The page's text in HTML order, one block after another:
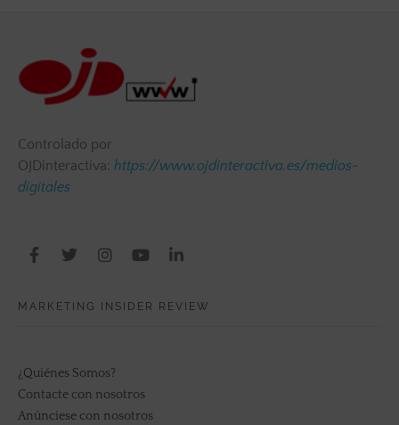
Controlado por
OJDinteractiva: https://www.ojdinteractiva.es/medios-
digitales
MARKETING INSIDER REVIEW
¿Quiénes Somos?
Contacte con nosotros
Anúnciese con nosotros